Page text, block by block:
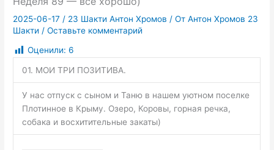
2025-06-17 / 23 Шакти Антон Хромов / ОтАнтон Хромов 23
Шакти /Оставьте комментарий
Оценили: 6
01. МОИ ТРИ ПОЗИТИВА.
У нас отпуск с сыном и Таню в нашем уютном поселке
Плотинное в Крыму. Озеро, Коровы, горная речка,
собака и восхитительные закаты)